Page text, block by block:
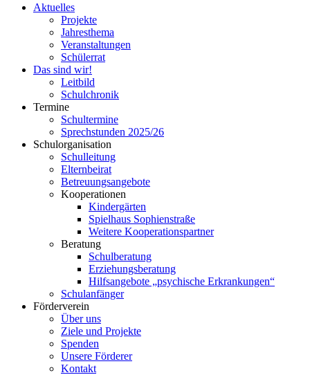
Aktuelles
Projekte
Jahresthema
Veranstaltungen
Schülerrat
Das sind wir!
Leitbild
Schulchronik
Termine
Schultermine
Sprechstunden 2025/26
Schulorganisation
Schulleitung
Elternbeirat
Betreuungsangebote
Kooperationen
Kindergärten
Spielhaus Sophienstraße
Weitere Kooperationspartner
Beratung
Schulberatung
Erziehungsberatung
Hilfsangebote „psychische Erkrankungen“
Schulanfänger
Förderverein
Über uns
Ziele und Projekte
Spenden
Unsere Förderer
Kontakt